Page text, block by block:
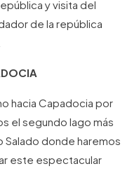
y visita del
de la república
hacia Capadocia por
el segundo lago más
Salado donde haremos
este espectacular